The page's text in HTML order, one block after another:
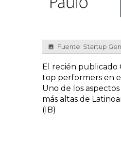
Fuente: Startup
El recién publicado
top performers en
Uno de los
más altas de
(IB)